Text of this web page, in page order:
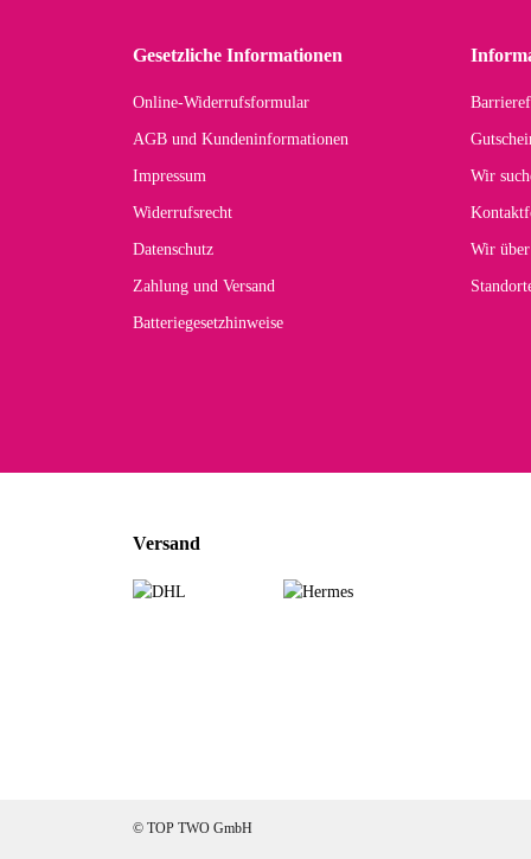
Gesetzliche Informationen
Online-Widerrufsformular
AGB und Kundeninformationen
Impressum
Widerrufsrecht
Datenschutz
Zahlung und Versand
Batteriegesetzhinweise
Wir
Wir
Versand
© TOP TWO GmbH